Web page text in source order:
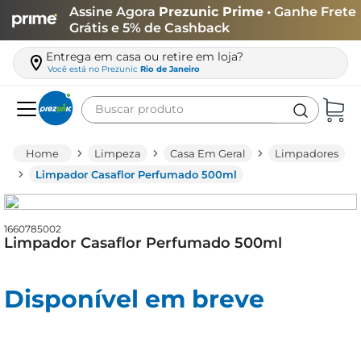
Assine Agora Prezunic Prime • Ganhe Frete
Grátis e 5% de Cashback
Entrega em casa ou retire em loja?
Você está no Prezunic Rio de Janeiro
Buscar produto
Limpeza Casa Em Geral
Limpadores
Limpador Casaflor Perfumado 500ml
1660785002
Limpador Casaflor Perfumado 500ml
Disponível em breve
leite
queijo
azeite